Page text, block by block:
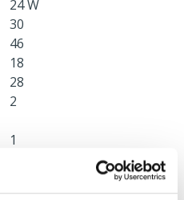
24 W
30
46
18
28
2
1